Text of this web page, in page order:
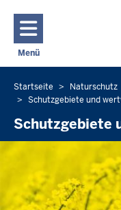
Menü
Navigation aktivieren/
Sie
befinden
sich
hier
Startseite Naturschutz
Schutzgebiete und
Schutzgebiete